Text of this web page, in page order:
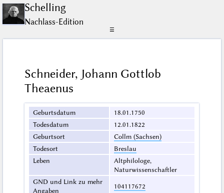
Schelling
Nachlass-Edition
☰
Schneider, Johann Gottlob
Theaenus
Geburtsdatum
18.01.1750
Todesdatum
12.01.1822
Geburtsort
Collm (Sachsen)
Todesort
Breslau
Leben
Altphilologe,
Naturwissenschaftler
GND und Link zu mehr
Angaben
104117672